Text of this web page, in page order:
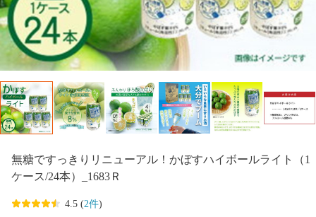
無糖ですっきりリニューアル！かぼすハイボールライト（1
ケース/24本）_1683Ｒ
4.5 (2件)